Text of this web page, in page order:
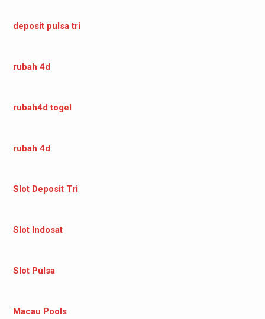
deposit pulsa tri
rubah 4d
rubah4d togel
rubah 4d
Slot Deposit Tri
Slot Indosat
Slot Pulsa
Macau Pools